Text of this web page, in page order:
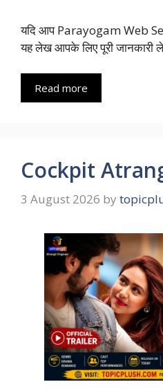
यदि आप Parayogam Web
यह लेख आपके लिए पूरी जानकारी
Read more
Cockpit
3 August 2026 by